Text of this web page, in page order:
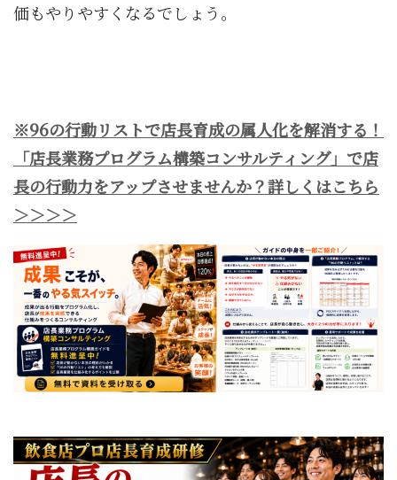
価もやりやすくなるでしょう。
※96の行動リストで店長育成の属人化を解消する！
「店長業務プログラム構築コンサルティング」で店
長の行動力をアップさせませんか？詳しくはこちら
＞＞＞＞